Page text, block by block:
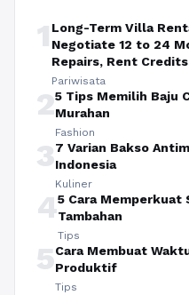
1 Long-Term Villa
Negotiate 12 to 24
Repairs, Rent
Pariwisata
25 Tips Memilih Baju
Murahan
Fashion
37 Varian Bakso
Indonesia
Kuliner
45 Cara Memperkuat
Tambahan
Tips
5Cara Membuat
Produktif
Tips